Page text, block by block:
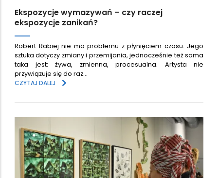
Ekspozycje wymazywań – czy raczej
ekspozycje zanikań?
Robert Rabiej nie ma problemu z płynięciem czasu. Jego
sztuka dotyczy zmiany i przemijania, jednocześnie też sama
taka jest: żywa, zmienna, procesualna. Artysta nie
przywiązuje się do raz…
CZYTAJ DALEJ
>